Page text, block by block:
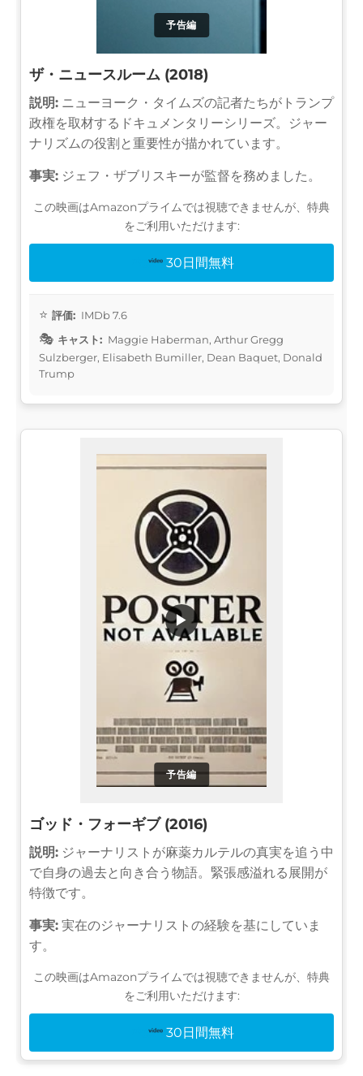
予告編
ザ・ニュースルーム (2018)
説明: ニューヨーク・タイムズの記者たちがトランプ
政権を取材するドキュメンタリーシリーズ。ジャー
ナリズムの役割と重要性が描かれています。
事実: ジェフ・ザブリスキーが監督を務めました。
この映画はAmazonプライムでは視聴できませんが、特典
をご利用いただけます:
30日間無料
評価: IMDb 7.6
キャスト: Maggie Haberman, Arthur Gregg
Sulzberger, Elisabeth Bumiller, Dean Baquet, Donald
Trump
予告編
▶
ゴッド・フォーギブ (2016)
説明: ジャーナリストが麻薬カルテルの真実を追う中
で自身の過去と向き合う物語。緊張感溢れる展開が
特徴です。
事実: 実在のジャーナリストの経験を基にしていま
す。
この映画はAmazonプライムでは視聴できませんが、特典
をご利用いただけます:
30日間無料